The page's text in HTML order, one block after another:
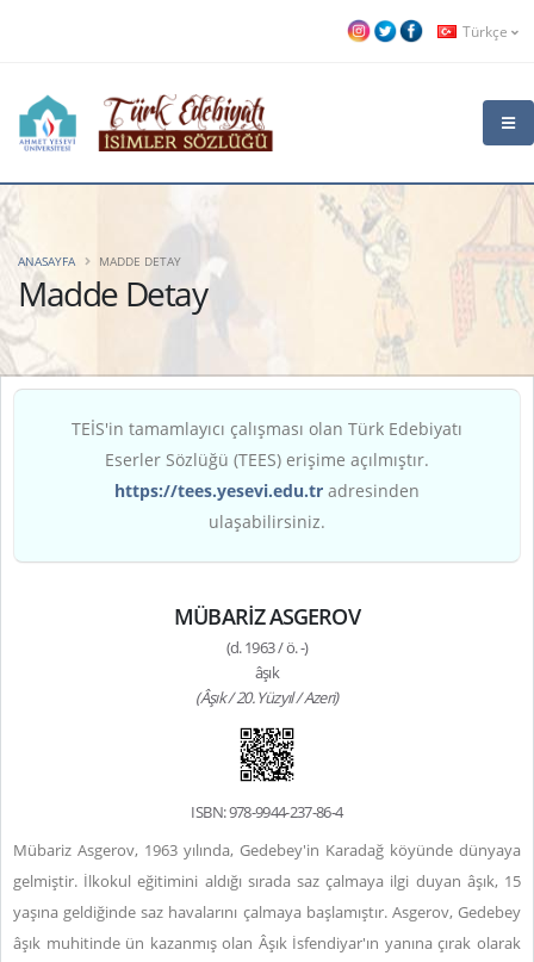
Türkçe
Madde Detay
ANASAYFA MADDE DETAY
TEİS'in tamamlayıcı çalışması olan Türk Edebiyatı
Eserler Sözlüğü (TEES) erişime açılmıştır.
https://tees.yesevi.edu.tr adresinden
ulaşabilirsiniz.
MÜBARİZ ASGEROV
(d. 1963 / ö. -)
âşık
(Âşık / 20. Yüzyıl / Azeri)
ISBN: 978-9944-237-86-4
Mübariz Asgerov, 1963 yılında, Gedebey'in Karadağ köyünde dünyaya
gelmiştir. İlkokul eğitimini aldığı sırada saz çalmaya ilgi duyan âşık, 15
yaşına geldiğinde saz havalarını çalmaya başlamıştır. Asgerov, Gedebey
âşık muhitinde ün kazanmış olan Âşık İsfendiyar'ın yanına çırak olarak